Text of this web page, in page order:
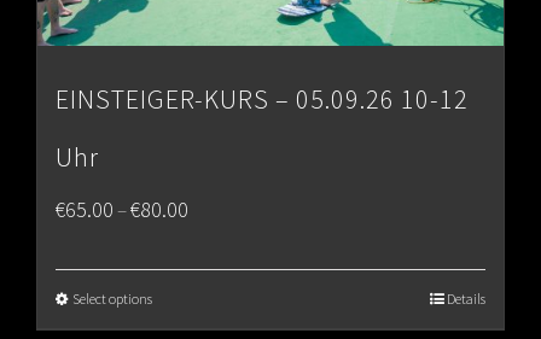
EINSTEIGER-KURS – 05.09.26 10-12
Uhr
€65.00–€80.00
Select options Details